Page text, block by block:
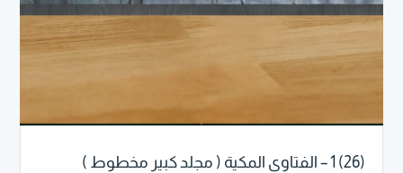
(26) 1 – الفتاوى المكية ( مجلد كبير مخطوط )